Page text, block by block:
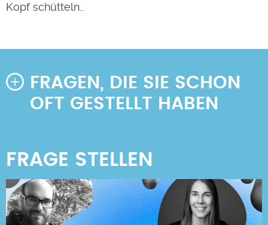
Kopf schütteln…
FRAGEN, DIE SIE SCHON
OFT GESTELLT HABEN